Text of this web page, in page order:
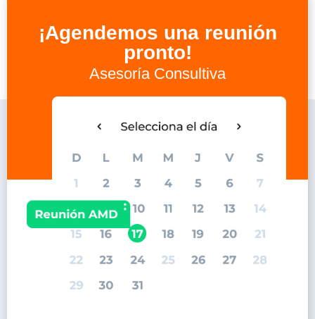
¡Agendemos una reunión
pronto!
Asesoría Consultiva